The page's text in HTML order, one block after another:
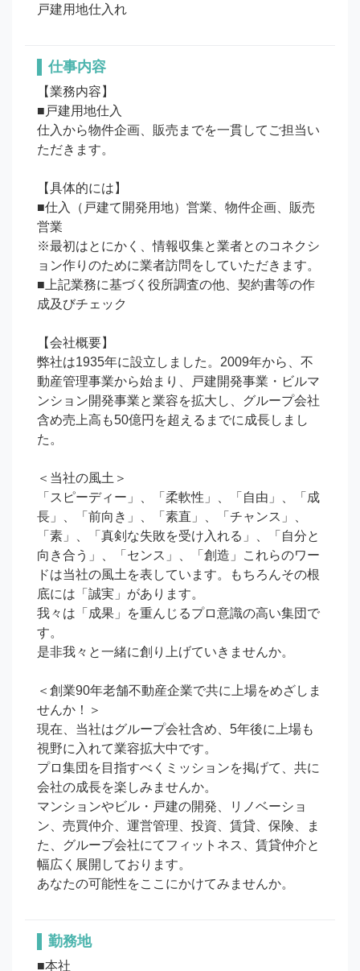
戸建用地仕入れ
仕事内容
【業務内容】
■戸建用地仕入
仕⼊から物件企画、販売までを⼀貫してご担当い
ただきます。
【具体的には】
■仕⼊（戸建て開発⽤地）営業、物件企画、販売
営業
※最初はとにかく、情報収集と業者とのコネクシ
ョン作りのために業者訪問をしていただきます。
■上記業務に基づく役所調査の他、契約書等の作
成及びチェック
【会社概要】
弊社は1935年に設立しました。2009年から、不
動産管理事業から始まり、戸建開発事業・ビルマ
ンション開発事業と業容を拡大し、グループ会社
含め売上高も50億円を超えるまでに成長しまし
た。
＜当社の風土＞
「スピーディー」、「柔軟性」、「自由」、「成
長」、「前向き」、「素直」、「チャンス」、
「素」、「真剣な失敗を受け入れる」、「自分と
向き合う」、「センス」、「創造」これらのワー
ドは当社の風土を表しています。もちろんその根
底には「誠実」があります。
我々は「成果」を重んじるプロ意識の高い集団で
す。
是非我々と一緒に創り上げていきませんか。
＜創業90年老舗不動産企業で共に上場をめざしま
せんか！＞
現在、当社はグループ会社含め、5年後に上場も
視野に入れて業容拡大中です。
プロ集団を目指すべくミッションを掲げて、共に
会社の成長を楽しみませんか。
マンションやビル・戸建の開発、リノベーショ
ン、売買仲介、運営管理、投資、賃貸、保険、ま
た、グループ会社にてフィットネス、賃貸仲介と
幅広く展開しております。
あなたの可能性をここにかけてみませんか。
勤務地
■本社